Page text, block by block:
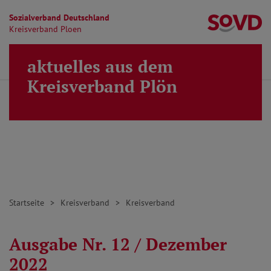
Sozialverband Deutschland
Kreisverband Ploen
Direkt zu den Inhalten springen
MENÜ
aktuelles aus dem
Kreisverband Plön
Startseite Kreisverband Kreisverband
Ausgabe Nr. 12 / Dezember
2022